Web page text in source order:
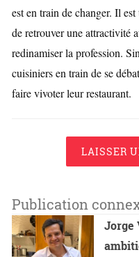
est en train de changer. Il
de retrouver une attractivité
redinamiser la profession.
cuisiniers en train de se
faire vivoter leur restaurant.
LAISSER
Publication
Jorge